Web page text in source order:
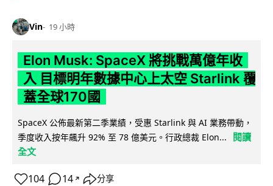
Vin 19 小時
Elon Musk: SpaceX 將挑戰萬億年收
入 目標明年數據中心上太空 Starlink 覆
蓋全球170國
SpaceX 公佈最新第二季業績，受惠 Starlink 與 AI 業務帶動，
季度收入按年飆升 92% 至 78 億美元。行政總裁 Elon...
閱讀
全文
104 14 ↗ 分享